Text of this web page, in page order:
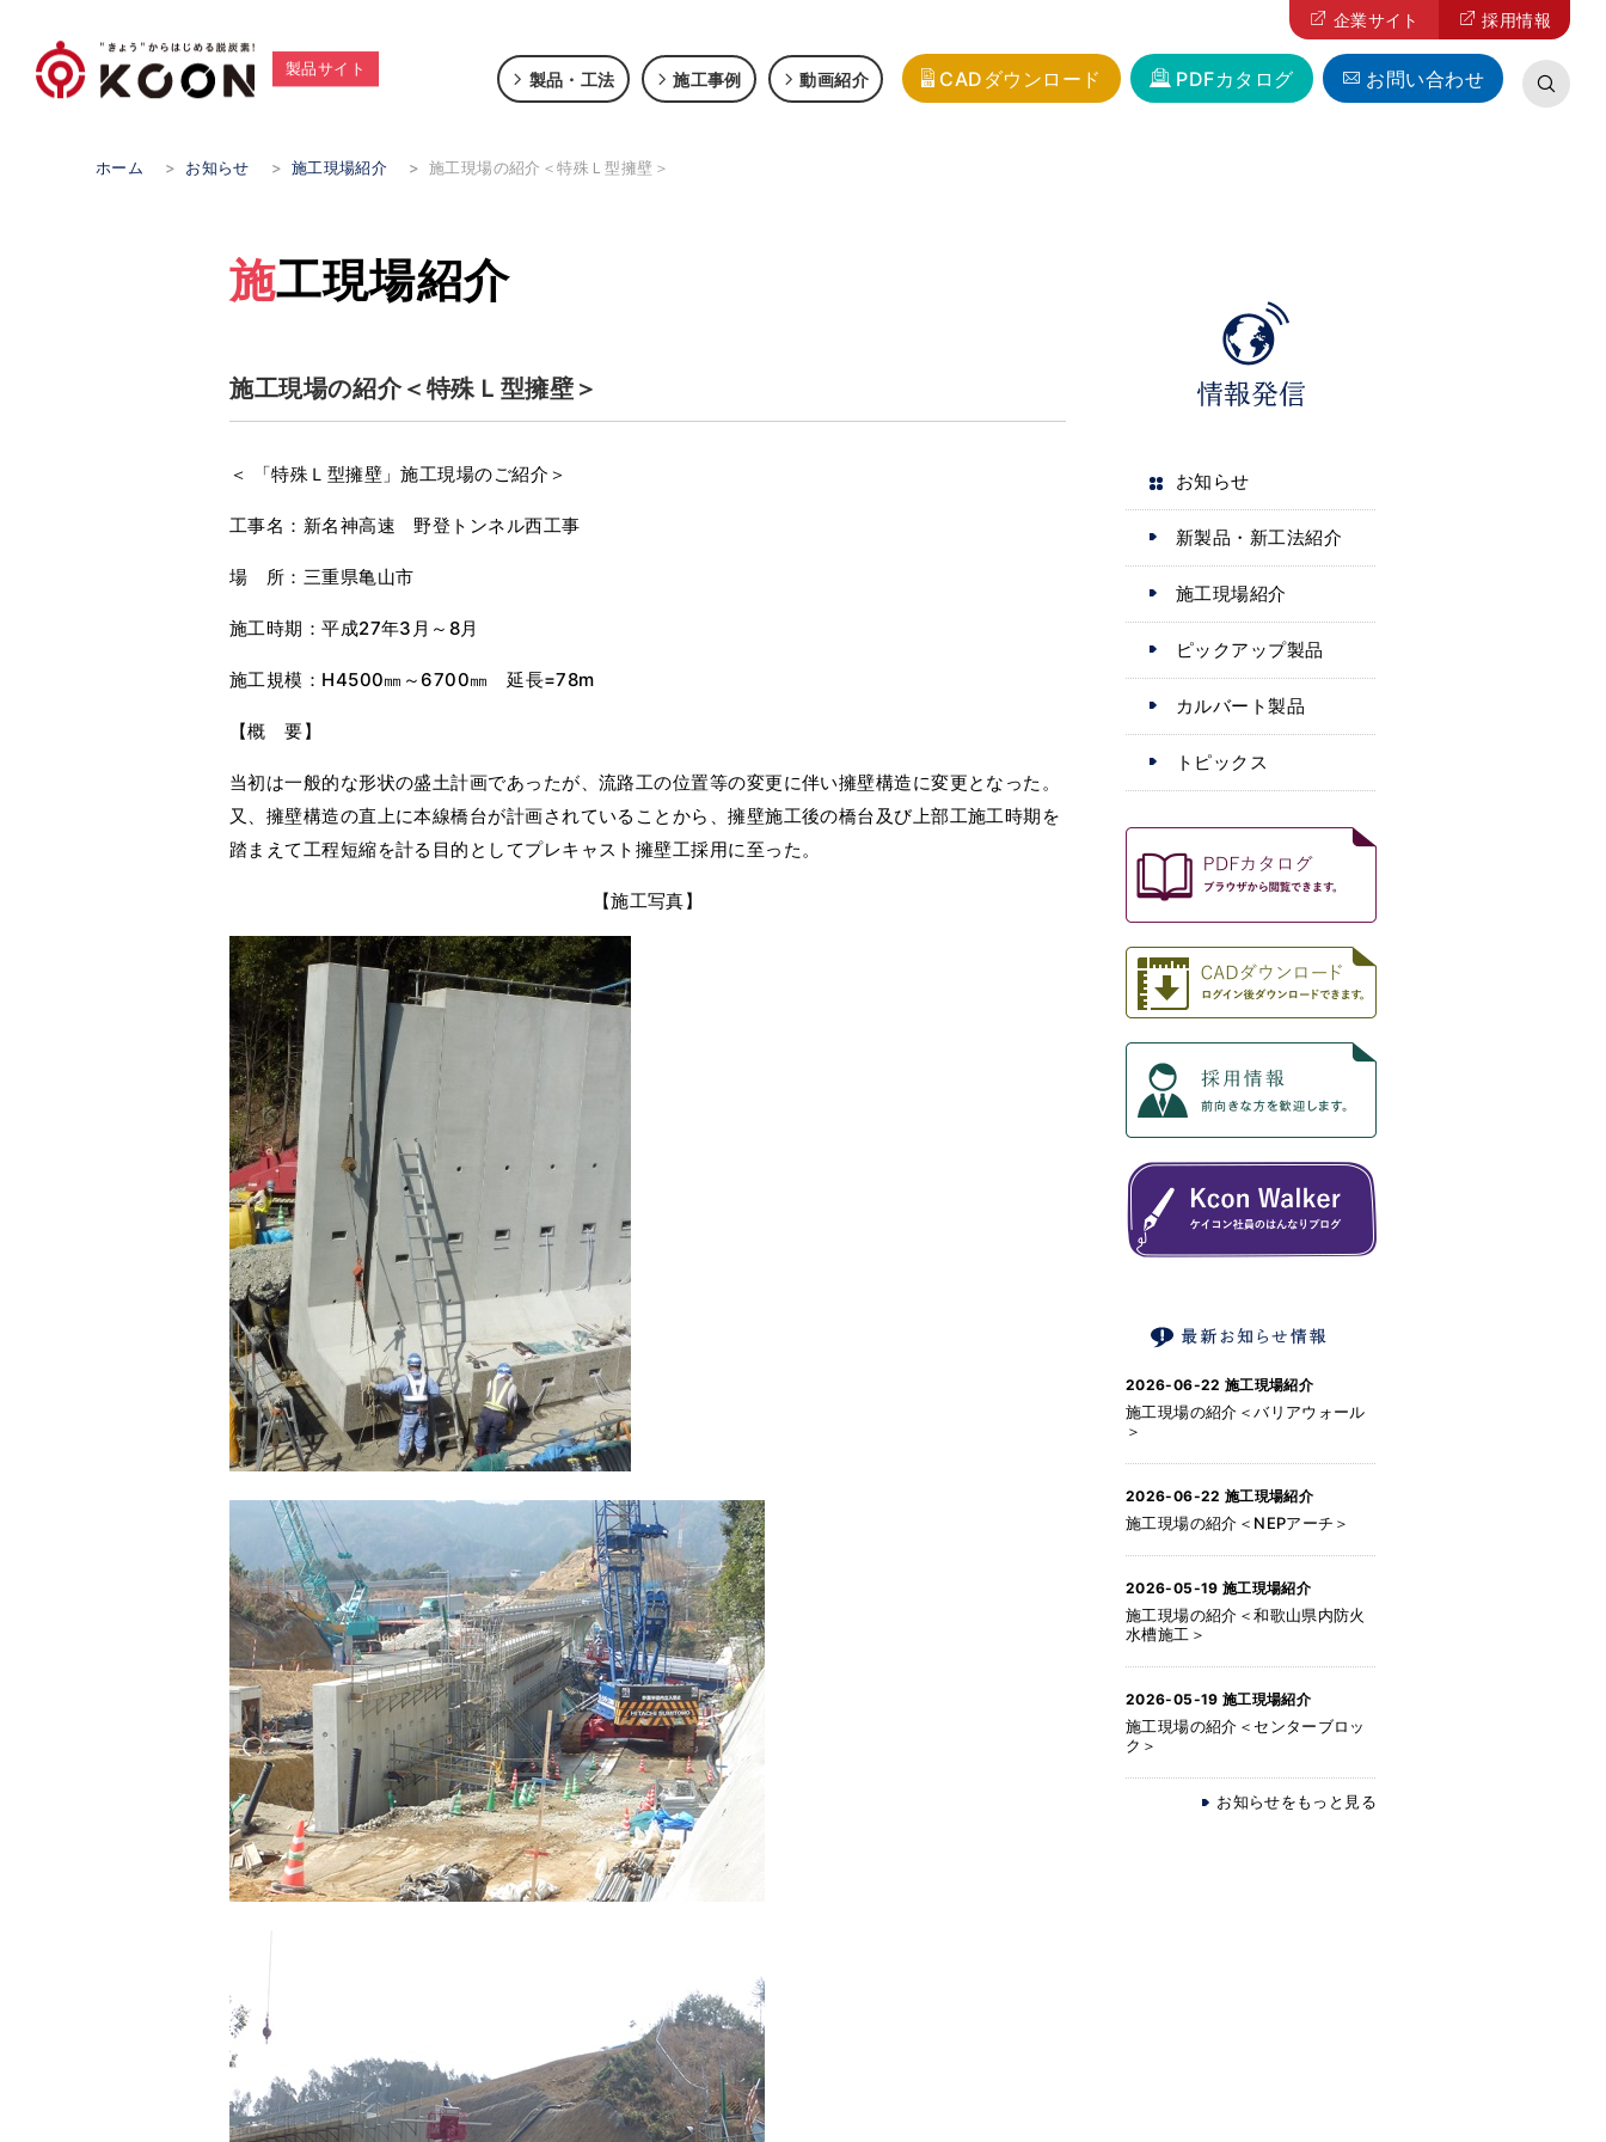
製品サイト 製品・工法 施工事例 動画紹介 CADダウンロード PDFカタログ お問い合わせ
企業サイト 採用情報
ホーム > お知らせ > 施工現場紹介 > 施工現場の紹介＜特殊Ｌ型擁壁＞
施工現場紹介
施工現場の紹介＜特殊Ｌ型擁壁＞
＜ 「特殊Ｌ型擁壁」施工現場のご紹介＞
工事名：新名神高速 野登トンネル西工事
場 所：三重県亀山市
施工時期：平成27年3月～8月
施工規模：H4500㎜～6700㎜ 延長=78m
【概 要】
当初は一般的な形状の盛土計画であったが、流路工の位置等の変更に伴い擁壁構造に変更となった。
又、擁壁構造の直上に本線橋台が計画されていることから、擁壁施工後の橋台及び上部工施工時期を
踏まえて工程短縮を計る目的としてプレキャスト擁壁工採用に至った。
【施工写真】
お知らせ
新製品・新工法紹介
施工現場紹介
ピックアップ製品
カルバート製品
トピックス
2026-06-22 施工現場紹介
施工現場の紹介＜バリアウォール
＞
2026-06-22 施工現場紹介
施工現場の紹介＜NEPアーチ＞
2026-05-19 施工現場紹介
施工現場の紹介＜和歌山県内防火
水槽施工＞
2026-05-19 施工現場紹介
施工現場の紹介＜センターブロッ
ク＞
お知らせをもっと見る